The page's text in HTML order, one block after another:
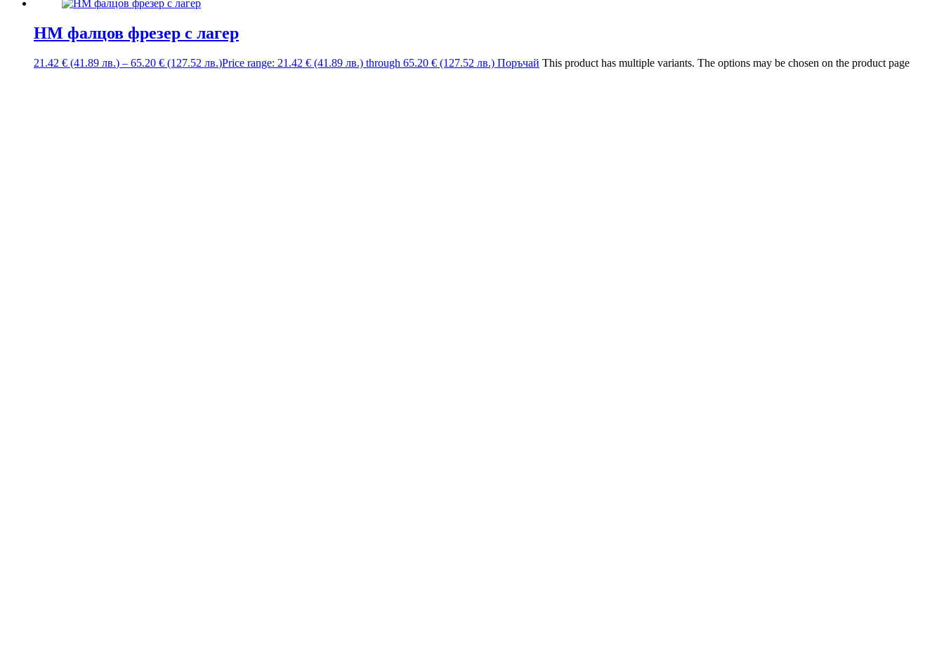
HM фалцов фрезер с лагер
21.42 € (41.89 лв.) – 65.20 € (127.52 лв.)Price range: 21.42 € (41.89 лв.) through 65.20 € (127.52 лв.) Поръчай This product has multiple variants. The options may be chosen on the product page